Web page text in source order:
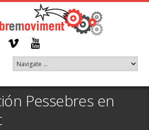
Pessebres en